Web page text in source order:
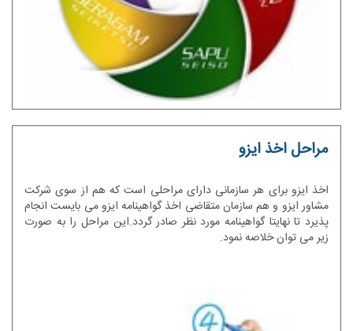
مراحل اخذ ایزو
اخذ ایزو برای هر سازمانی دارای مراحلی است که هم از سوی شرکت
مشاور ایزو و هم سازمان متقاضی اخذ گواهینامه ایزو می بایست انجام
پذیرد تا نهایتا گواهینامه مورد نظر صادر گردد.این مراحل را به صورت
زیر می توان خلاصه نمود.